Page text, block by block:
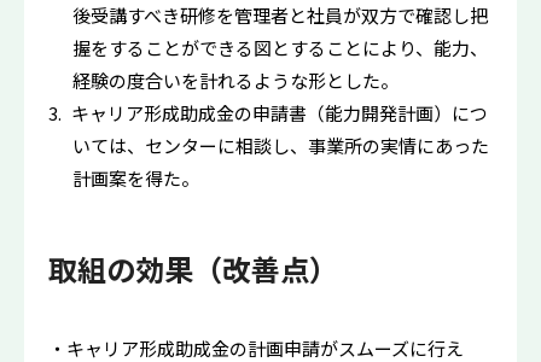
後受講すべき研修を管理者と社員が双方で確認し把
握をすることができる図とすることにより、能力、
経験の度合いを計れるような形とした。
キャリア形成助成金の申請書（能力開発計画）につ
いては、センターに相談し、事業所の実情にあった
計画案を得た。
取組の効果（改善点）
キャリア形成助成金の計画申請がスムーズに行え